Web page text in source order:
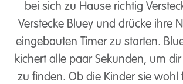
bei sich zu Hause richtig
Verstecke Bluey und drücke ihre
eingebauten Timer zu starten.
kichert alle paar Sekunden, um
zu finden. Ob die Kinder sie wohl